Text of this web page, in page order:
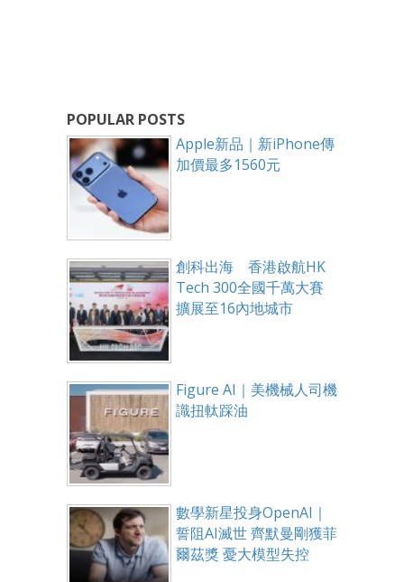
POPULAR POSTS
Apple新品｜新iPhone傳
加價最多1560元
創科出海 香港啟航HK
Tech 300全國千萬大賽
擴展至16內地城市
Figure AI｜美機械人司機
識扭軚踩油
數學新星投身OpenAI｜
誓阻AI滅世 齊默曼剛獲菲
爾茲獎 憂大模型失控